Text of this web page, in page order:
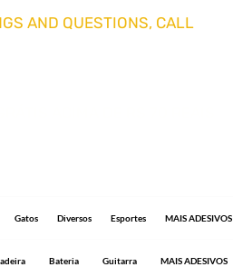
AND QUESTIONS, CALL
Gatos Diversos Esportes MAIS ADESIVOS
Bateria Guitarra MAIS ADESIVOS